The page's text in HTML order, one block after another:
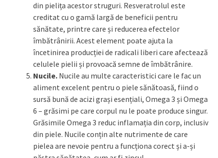
din pielița acestor struguri. Resveratrolul este
creditat cu o gamă largă de beneficii pentru
sănătate, printre care și reducerea efectelor
îmbătrânirii. Acest element poate ajuta la
încetinirea producției de radicali liberi care afectează
celulele pielii și provoacă semne de îmbătrânire.
Nucile. Nucile au multe caracteristici care le fac un
aliment excelent pentru o piele sănătoasă, fiind o
sursă bună de acizi grași esențiali, Omega 3 și Omega
6 – grăsimi pe care corpul nu le poate produce singur.
Grăsimile Omega 3 reduc inflamația din corp, inclusiv
din piele. Nucile conțin alte nutrimente de care
pielea are nevoie pentru a funcționa corect și a-și